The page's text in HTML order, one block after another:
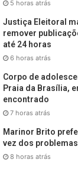
5 horas atrás
Justiça Eleitoral
remover
até 24 horas
6 horas atrás
Corpo de
Praia da Brasília,
encontrado
7 horas atrás
Marinor Brito
vez dos
8 horas atrás